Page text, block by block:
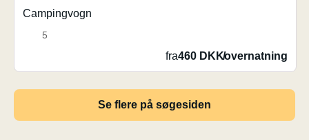
Campingvogn
5
fra460 DKK/overnatning
Se flere på søgesiden